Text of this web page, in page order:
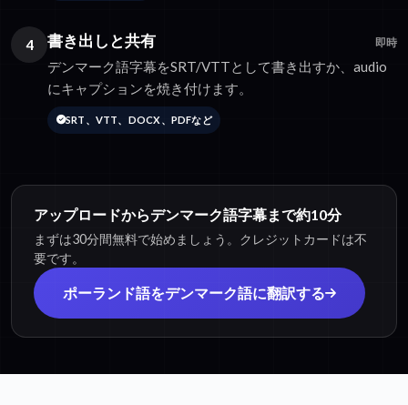
4 書き出しと共有 即時
デンマーク語字幕をSRT/VTTとして書き出すか、audio
にキャプションを焼き付けます。
SRT、VTT、DOCX、PDFなど
アップロードからデンマーク語字幕まで約10分
まずは30分間無料で始めましょう。クレジットカードは不
要です。
ポーランド語をデンマーク語に翻訳する